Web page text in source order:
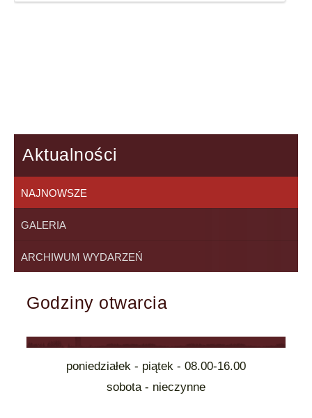
Aktualności
NAJNOWSZE
GALERIA
ARCHIWUM WYDARZEŃ
Godziny otwarcia
poniedziałek - piątek - 08.00-16.00
sobota - nieczynne